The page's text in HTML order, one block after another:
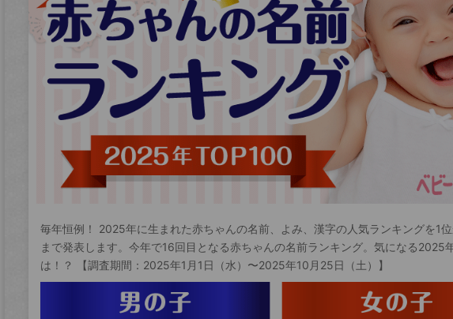
毎年恒例！ 2025年に生まれた赤ちゃんの名前、よみ、漢字の人気ランキングを1
まで発表します。今年で16回目となる赤ちゃんの名前ランキング。気になる2025
は！？ 【調査期間：2025年1月1日（水）〜2025年10月25日（土）】